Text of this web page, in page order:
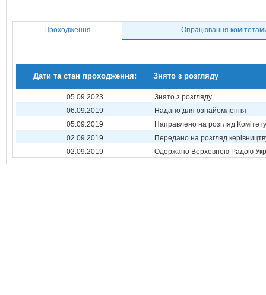
Проходження Опрацювання
Дати та стан проходження: Знято з розгляду
05.09.2023
Знято з розгляду
06.09.2019
Надано для ознайомлення
05.09.2019
Направлено на розгляд Комітету
02.09.2019
Передано на розгляд
02.09.2019
Одержано Верховною Радою